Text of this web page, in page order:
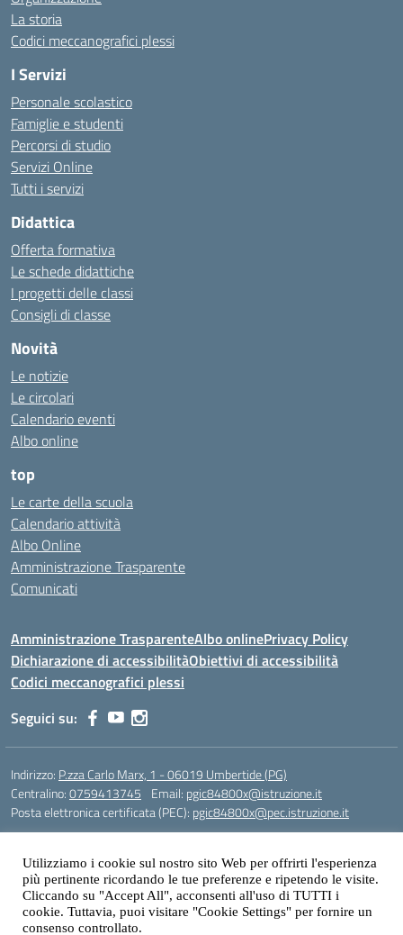
La storia
Codici meccanografici plessi
I Servizi
Personale scolastico
Famiglie e studenti
Percorsi di studio
Servizi Online
Tutti i servizi
Didattica
Offerta formativa
Le schede didattiche
I progetti delle classi
Consigli di classe
Novità
Le notizie
Le circolari
Calendario eventi
Albo online
top
Le carte della scuola
Calendario attività
Albo Online
Amministrazione Trasparente
Comunicati
Amministrazione TrasparenteAlbo onlinePrivacy Policy
Dichiarazione di accessibilitàObiettivi di accessibilità
Codici meccanografici plessi
Seguici su:
Indirizzo: P.zza Carlo Marx, 1 - 06019 Umbertide (PG)
Centralino:0759413745 Email: pgic84800x@istruzione.it
Posta elettronica certificata (PEC): pgic84800x@pec.istruzione.it
Codice meccanografico: PGIC84800X
Codice Indice delle Pubbliche Amministrazioni (IPA): icu
Gestione sito web: prof. Paolo Chitarrai
Utilizziamo i cookie sul nostro sito Web per offrirti l'esperienza
più pertinente ricordando le tue preferenze e ripetendo le visite.
Cliccando su "Accept All", acconsenti all'uso di TUTTI i
cookie. Tuttavia, puoi visitare "Cookie Settings" per fornire un
consenso controllato.